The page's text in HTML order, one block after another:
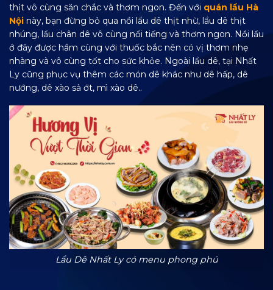
thịt vô cùng săn chắc và thơm ngon. Đến với quán lẩu Hà
Nội này, bạn đừng bỏ qua nồi lẩu dê thịt nhừ, lẩu dê thịt
nhúng, lẩu chân dê vô cùng nổi tiếng và thơm ngon. Nồi lẩu
ở đây được hầm cùng với thuốc bắc nên có vị thơm nhẹ
nhàng và vô cùng tốt cho sức khỏe. Ngoài lẩu dê, tại Nhất
Ly cũng phục vụ thêm các món dê khác như dê hấp, dê
nướng, dê xào sả ớt, mì xào dê..
Lẩu Dê Nhất Ly có menu phong phú